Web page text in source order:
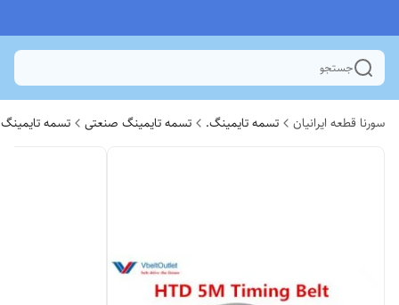
جستجو
سورنا قطعه ایرانیان تسمه تایمینگ. تسمه تایمینگ صنعتی تسمه